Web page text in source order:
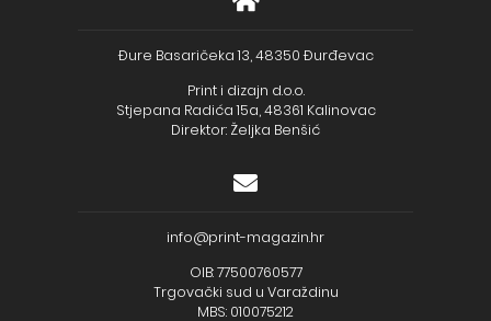
Đure Basaričeka 13, 48350 Đurđevac
Print i dizajn d.o.o.
Stjepana Radića 15a, 48361 Kalinovac
Direktor: Željka Benšić
info@print-magazin.hr
OIB: 77500760577
Trgovački sud u Varaždinu
MBS: 010075212